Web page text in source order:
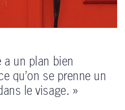
a un plan bien
qu’on se prenne un
le visage. »